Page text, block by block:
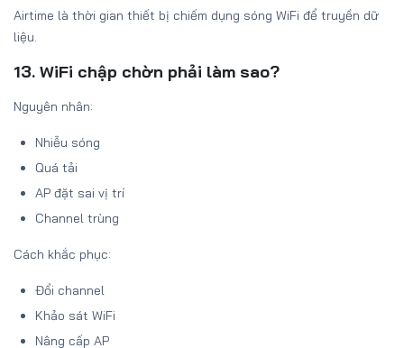
Airtime là thời gian thiết bị chiếm dụng sóng WiFi để truyền dữ
liệu.
13. WiFi chập chờn phải làm sao?
Nguyên nhân:
Nhiễu sóng
Quá tải
AP đặt sai vị trí
Channel trùng
Cách khắc phục:
Đổi channel
Khảo sát WiFi
Nâng cấp AP